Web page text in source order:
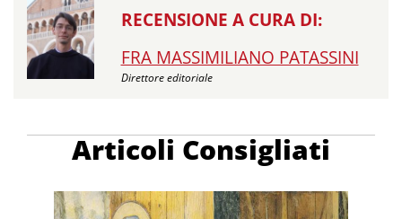
RECENSIONE A CURA DI:
FRA MASSIMILIANO PATASSINI
Direttore editoriale
Articoli Consigliati